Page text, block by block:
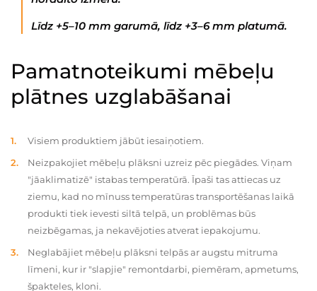
Līdz +5–10 mm garumā, līdz +3–6 mm platumā.
Pamatnoteikumi mēbeļu
plātnes uzglabāšanai
Visiem produktiem jābūt iesaiņotiem.
Neizpakojiet mēbeļu plāksni uzreiz pēc piegādes. Viņam
"jāaklimatizē" istabas temperatūrā. Īpaši tas attiecas uz
ziemu, kad no mīnuss temperatūras transportēšanas laikā
produkti tiek ievesti siltā telpā, un problēmas būs
neizbēgamas, ja nekavējoties atverat iepakojumu.
Neglabājiet mēbeļu plāksni telpās ar augstu mitruma
līmeni, kur ir "slapjie" remontdarbi, piemēram, apmetums,
špakteles, kloni.